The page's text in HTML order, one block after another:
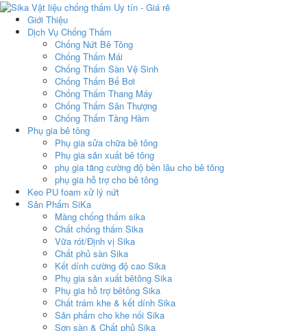
Giới Thiệu
Dịch Vụ Chống Thấm
Chống Nứt Bê Tông
Chống Thấm Mái
Chống Thấm Sàn Vệ Sinh
Chống Thấm Bể Bơi
Chống Thấm Thang Máy
Chống Thấm Sân Thượng
Chống Thấm Tầng Hầm
Phụ gia bê tông
Phụ gia sửa chữa bê tông
Phụ gia sản xuất bê tông
phụ gia tăng cường độ bền lâu cho bê tông
phụ gia hỗ trợ cho bê tông
Keo PU foam xử lý nứt
Sản Phẩm SiKa
Màng chống thấm sika
Chất chống thấm Sika
Vữa rót/Định vị Sika
Chất phủ sàn Sika
Kết dính cường độ cao Sika
Phụ gia sản xuất bêtông Sika
Phụ gia hỗ trợ bêtông Sika
Chất trám khe & kết dính Sika
Sản phẩm cho khe nối Sika
Sơn sàn & Chất phủ Sika